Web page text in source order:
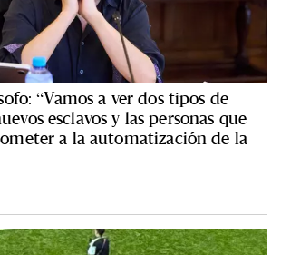
“Vamos a ver dos tipos de
esclavos y las personas que
a la automatización de la